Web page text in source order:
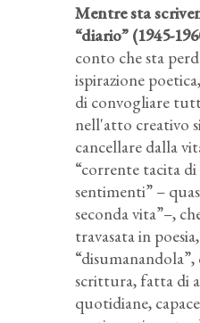
Mentre sta
“diario” (1945-
conto che sta
ispirazione
di convogliare
nell'atto creativo
cancellare dalla
“corrente tacita di
sentimenti” –
seconda vita”–,
travasata in
scrittura, fatta di
quotidiane,